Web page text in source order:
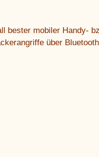
bester mobiler Handy-
über